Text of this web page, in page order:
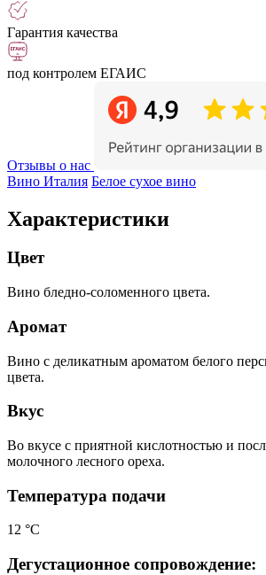
Гарантия качества
под контролем ЕГАИС
Отзывы о нас
Вино Италия Белое сухое вино
Характеристики
Цвет
Вино бледно-соломенного цвета.
Аромат
Вино с деликатным ароматом белого
цвета.
Вкус
Во вкусе с приятной кислотностью и
молочного лесного ореха.
Температура подачи
12 °С
Дегустационное сопровождение: